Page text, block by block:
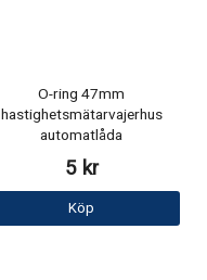
O-ring 47mm
hastighetsmätarvajerhus
automatlåda
5 kr
Köp